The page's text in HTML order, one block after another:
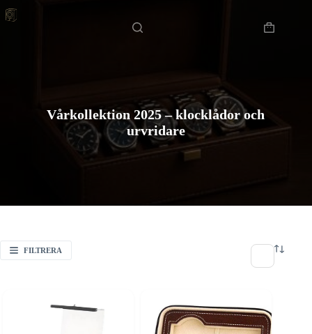
till
Varukorg
Hem
Vårkollektion 2025 – klocklådor och
urvridare
FILTRERA